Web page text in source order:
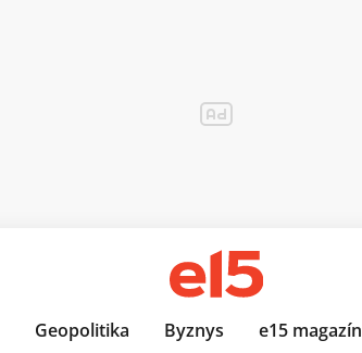
Geopolitika Byznys e15 magazín